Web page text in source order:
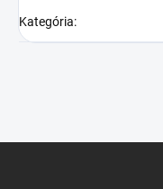
Kategória: